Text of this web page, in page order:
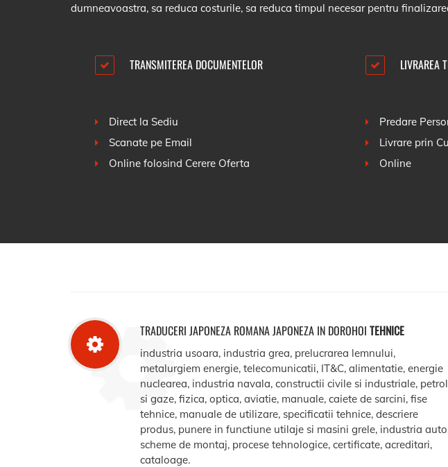
dumneavoastra, sa reduca costurile, sa reduca timpul necesar pentru
TRANSMITEREA DOCUMENTELOR
Direct la Sediu
Scanate pe Email
Online folosind Cerere Oferta
LIVRAREA
Predare
Livrare prin
Online
TRADUCERI JAPONEZA ROMANA JAPONEZA IN DOROHOI TEHNICE
industria usoara, industria grea, prelucrarea lemnului,
metalurgiem energie, telecomunicatii, IT&C, alimentatie, energie
nuclearea, industria navala, constructii civile si industriale, petrol
si gaze, fizica, optica, aviatie, manuale, caiete de sarcini, fise
tehnice, manuale de utilizare, specificatii tehnice, descriere
produs, punere in functiune utilaje si masini grele, industria
scheme de montaj, procese tehnologice, certificate, acreditari,
cataloage.